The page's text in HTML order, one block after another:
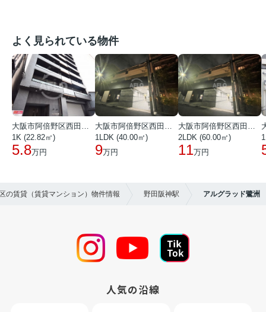
よく見られている物件
1K (22.82㎡)
5.8万円
1LDK (40.00㎡)
9万円
2LDK (60.00㎡)
11万円
の賃貸（賃貸マンション）物件情報 野田阪神駅 アルグラッド鷺洲
人気の沿線